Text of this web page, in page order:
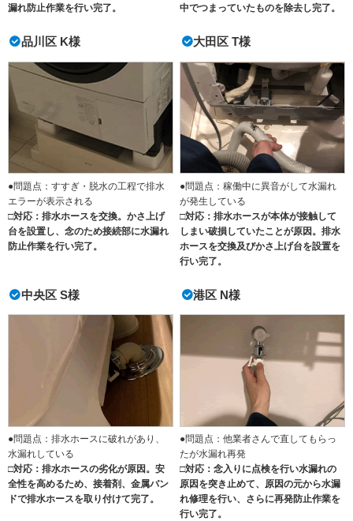
漏れ防止作業を行い完了。
中でつまっていたものを除去し完了。
品川区 K様
●問題点：すすぎ・脱水の工程で排水
エラーが表示される
□対応：排水ホースを交換。かさ上げ
台を設置し、念のため接続部に水漏れ
防止作業を行い完了。
大田区 T様
●問題点：稼働中に異音がして水漏れ
が発生している
□対応：排水ホースが本体が接触して
しまい破損していたことが原因。排水
ホースを交換及びかさ上げ台を設置を
行い完了。
中央区 S様
●問題点：排水ホースに破れがあり、
水漏れしている
□対応：排水ホースの劣化が原因。安
全性を高めるため、接着剤、金属バン
ドで排水ホースを取り付けて完了。
港区 N様
●問題点：他業者さんで直してもらっ
たが水漏れ再発
□対応：念入りに点検を行い水漏れの
原因を突き止めて、原因の元から水漏
れ修理を行い、さらに再発防止作業を
行い完了。